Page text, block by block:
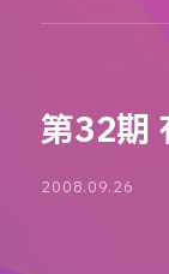
第32期
2008.09.26